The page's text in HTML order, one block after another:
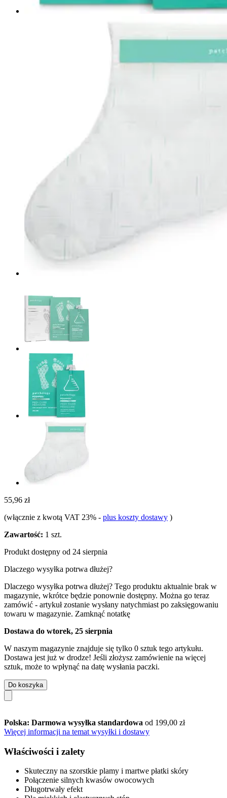
55,96 zł
(włącznie z kwotą VAT 23% - plus koszty dostawy )
Zawartość: 1 szt.
Produkt dostępny od 24 sierpnia
Dlaczego wysyłka potrwa dłużej?
Dlaczego wysyłka potrwa dłużej? Tego produktu aktualnie brak w
magazynie, wkrótce będzie ponownie dostępny. Można go teraz
zamówić - artykuł zostanie wysłany natychmiast po zaksięgowaniu
towaru w magazynie. Zamknąć notatkę
Dostawa do wtorek, 25 sierpnia
W naszym magazynie znajduje się tylko 0 sztuk tego artykułu.
Dostawa jest już w drodze! Jeśli złożysz zamówienie na więcej
sztuk, może to wpłynąć na datę wysłania paczki.
Do koszyka
Polska: Darmowa wysyłka standardowa od 199,00 zł
Więcej informacji na temat wysyłki i dostawy
Właściwości i zalety
Skuteczny na szorstkie plamy i martwe płatki skóry
Połączenie silnych kwasów owocowych
Długotrwały efekt